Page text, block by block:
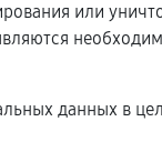
или
данных в